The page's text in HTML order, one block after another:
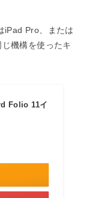
iPad Pro、または
機構を使ったキ
Folio 11イ